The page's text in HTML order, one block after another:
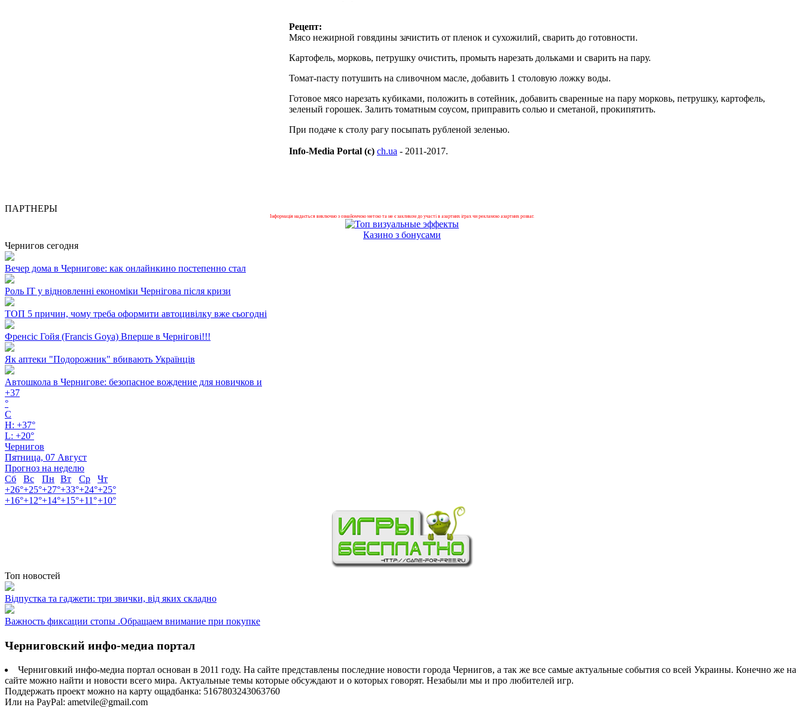
Рецепт:
Мясо нежирной говядины зачистить от пленок и сухожилий, сварить до готовности.
Картофель, морковь, петрушку очистить, промыть нарезать дольками и сварить на пару.
Томат-пасту потушить на сливочном масле, добавить 1 столовую ложку воды.
Готовое мясо нарезать кубиками, положить в сотейник, добавить сваренные на пару морковь, петрушку, картофель,
зеленый горошек. Залить томатным соусом, приправить солью и сметаной, прокипятить.
При подаче к столу рагу посыпать рубленой зеленью.
Info-Media Portal (c) ch.ua - 2011-2017.
ПАРТНЕРЫ
Інформація надається виключно з ознайомчою метою та не є закликом до участі в азартних іграх чи рекламою азартних розваг.
Казино з бонусами
Чернигов сегодня
Вечер дома в Чернигове: как онлайнкино постепенно стал
Роль ІТ у відновленні економіки Чернігова після кризи
ТОП 5 причин, чому треба оформити автоцивілку вже сьогодні
Френсіс Гойя (Francis Goya) Вперше в Чернігові!!!
Як аптеки "Подорожник" вбивають Українців
Автошкола в Чернигове: безопасное вождение для новичков и
+37
°
C
H: +37°
L: +20°
Чернигов
Пятница, 07 Август
Прогноз на неделю
Сб
Вс Пн Вт Ср
Чт
+26°+25°+27°+33°+24°+25°
+16°+12°+14°+15°+11°+10°
Топ новостей
Відпустка та гаджети: три звички, від яких складно
Важность фиксации стопы .Обращаем внимание при покупке
Черниговский инфо-медиа портал
Черниговкий инфо-медиа портал основан в 2011 году. На сайте представлены последние новости города Чернигов, а так же все самые актуальные события со всей Украины. Конечно же на
сайте можно найти и новости всего мира. Актуальные темы которые обсуждают и о которых говорят. Незабыли мы и про любителей игр.
Поддержать проект можно на карту ощадбанка: 5167803243063760
Или на PayPal: ametvile@gmail.com